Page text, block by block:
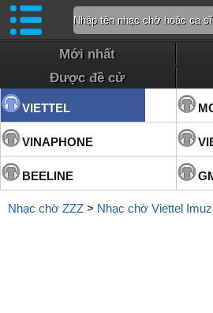
Mới nhất
Được đề cử
VIETTEL
VINAPHONE
BEELINE
Nhạc chờ ZZZ > Nhạc chờ Viettel